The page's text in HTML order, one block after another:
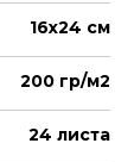
16x24 см
200 гр/м2
24 листа